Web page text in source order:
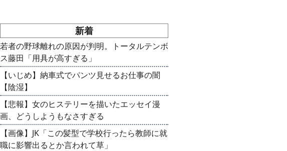
新着
若者の野球離れの原因が判明。トータルテンボ
ス藤田「用具が高すぎる」
【いじめ】納車式でパンツ見せるお仕事の闇
【陰湿】
【悲報】女のヒステリーを描いたエッセイ漫
画、どうしようもなさすぎる
【画像】JK「この髪型で学校行ったら教師に就
職に影響出るとか言われて草」